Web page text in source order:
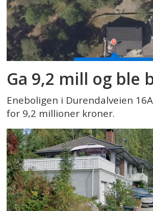
Ga 9,2 mill og ble
Eneboligen i Durendalveien
for 9,2 millioner kroner.